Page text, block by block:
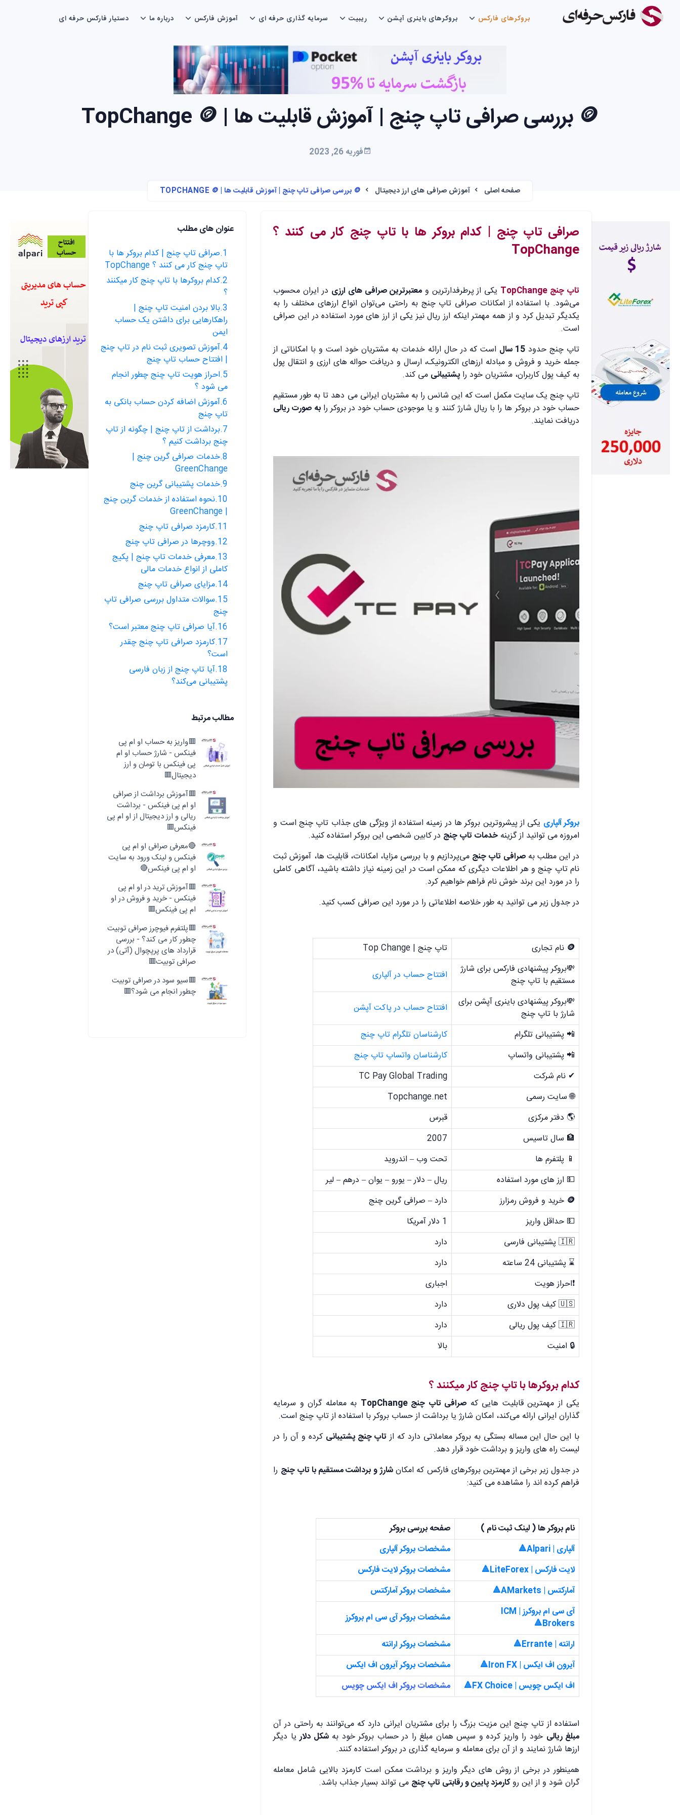
بروکرهای فارکس بروکرهای باینری آپشن ریبیت سرمایه گذاری حرفه ای آموزش فارکس درباره ما دستیار فارکس حرفه ای
🪙 بررسی صرافی تاپ چنج | آموزش قابلیت ها | TopChange 🪙
فوریه 26, 2023
صفحه اصلی آموزش صرافی های ارز دیجیتال 🪙 بررسی صرافی تاپ چنج | آموزش قابلیت ها | TOPCHANGE 🪙
صرافی تاپ چنج | کدام بروکرها با تاپ چنج کار می کنند ؟
TopChange
تاپ چنج TopChange یکی از پرطرفدارترین ومعتبرترین صرافی های ارزی در ایران محسوب
می‌شود. با استفاده از امکانات صرافی تاپ چنج به راحتی می‌توان انواع ارزهای مختلف را به
یکدیگر تبدیل کرد و از همه مهمتر اینکه ارز ریال نیز یکی از ارز های مورد استفاده در این صرافی
است.
تاپ چنج حدود 15 سال
است که در حال ارائه خدمات به مشتریان خود است و با امکاناتی از
جمله خرید و فروش و مبادله ارزهای الکترونیک، ارسال و دریافت حواله های ارزی و انتقال پول
به کیف پول کاربران، مشتریان خود را پشتیبانی می کند.
تاپ چنج یک سایت مکمل است که این شانس را به مشتریان ایرانی می دهد تا به طور مستقیم
حساب خود در بروکر ها را با ریال شارژ کنند و یا موجودی حساب خود در بروکر رابه صورت ریالی
دریافت نمایند.
بروکر آلپاری یکی از پیشروترین بروکر ها در زمینه استفاده از ویژگی های جذاب تاپ چنج است و
امروزه می توانید از گزینه خدمات تاپ چنج در کابین شخصی این بروکر استفاده کنید.
در این مطلب بهصرافی تاپ چنج می‌پردازیم و با بررسی مزایا، امکانات، قابلیت‌ ها، آموزش ثبت
نام تاپ چنج و هر اطلاعات دیگری که ممکن است در این زمینه نیاز داشته باشید، آگاهی کاملی
را در مورد این برند خوش نام فراهم خواهیم کرد.
در جدول زیر می توانید به طور خلاصه اطلاعاتی را در مورد این صرافی کسب کنید.
🪙 نام تجاری
تاپ چنج | Top Change
💸بروکر پیشنهادی فارکس برای شارژ
مستقیم با تاپ چنج
افتتاح حساب در آلپاری
💸بروکر پیشنهادی باینری آپشن برای
شارژ با تاپ چنج
افتتاح حساب در پاکت آپشن
📲 پشتیبانی تلگرام
کارشناسان تلگرام تاپ چنج
📲 پشتیبانی واتساپ
کارشناسان واتساپ تاپ چنج
✔ نام شرکت
TC Pay Global Trading
🌐 سایت رسمی
Topchange.net
🌎 دفتر مرکزی
قبرس
🏦 سال تاسیس
2007
📱 پلتفرم ها
تحت وب – اندروید
💵 ارز های مورد استفاده
ریال – دلار – یورو – یوان – درهم – لیر
🪙 خرید و فروش رمزارز
دارد – صرافی گرین چنج
💵 حداقل واریز
1 دلار آمریکا
🇮🇷 پشتیبانی فارسی
دارد
⌛ پشتیبانی 24 ساعته
دارد
❗احراز هویت
اجباری
🇺🇸 کیف پول دلاری
دارد
🇮🇷 کیف پول ریالی
دارد
🔒 امنیت
بالا
کدام بروکرها با تاپ چنج کار میکنند ؟
یکی از مهمترین قابلیت هایی که صرافی تاپ چنجTopChange به معامله گران و سرمایه
گذاران ایرانی ارائه می‌کند، امکان شارژ یا برداشت از حساب بروکر با استفاده از تاپ چنج است.
با این حال این مساله بستگی به بروکر معاملاتی دارد که از تاپ چنج پشتیبانی کرده و آن را در
لیست راه های واریز و برداشت خود قرار دهد.
در جدول زیر برخی از مهمترین بروکرهای فارکس که امکانشارژ و برداشت مستقیم با تاپ چنج را
فراهم کرده اند را مشاهده می کنید:
نام بروکر ها ( لینک ثبت نام )
صفحه بررسی بروکر
آلپاری | Alpari🔺
مشخصات بروکر آلپاری
لایت فارکس | LiteForex🔺
مشخصات بروکر لایت فارکس
آمارکتس | AMarkets🔺
مشخصات بروکر آمارکتس
آی سی ام بروکرز | ICM
Brokers🔺
مشخصات بروکر آی سی ام بروکرز
ارانته | Errante🔺
مشخصات بروکر ارانته
آیرون اف ایکس | Iron FX🔺
مشخصات بروکر آیرون اف ایکس
اف ایکس چویس | FX Choice🔺
مشخصات بروکر اف ایکس چویس
استفاده از تاپ چنج این مزیت بزرگ را برای مشتریان ایرانی دارد که می‌توانند به راحتی در آن
مبلغ ریالی خود را واریز کرده و سپس همان مبلغ را در حساب بروکر خود بهشکل دلاریا دیگر
ارزها شارژ نمایند و از آن برای معامله و سرمایه گذاری در بروکر استفاده کنند.
همینطور در برخی از روش های دیگر واریز و برداشت ممکن است کارمزد بالایی شامل معامله
گران شود و از این روکارمزد پایین و رقابتی تاپ چنج می تواند بسیار جذاب باشد.
عنوان های مطلب
1.صرافی تاپ چنج | کدام بروکر ها با
تاپ چنج کار می کنند ؟ TopChange
2.کدام بروکرها با تاپ چنج کار میکنند
؟
3.بالا بردن امنیت تاپ چنج |
راهکارهایی برای داشتن یک حساب
ایمن
4.آموزش تصویری ثبت نام در تاپ چنج
| افتتاح حساب تاپ چنج
5.احراز هویت تاپ چنج چطور انجام
می شود ؟
6.آموزش اضافه کردن حساب بانکی به
تاپ چنج
7.برداشت از تاپ چنج | چگونه از تاپ
چنج برداشت کنیم ؟
8.خدمات صرافی گرین چنج |
GreenChange
9.خدمات پشتیبانی گرین چنج
10.نحوه استفاده از خدمات گرین چنج
| GreenChange
11.کارمزد صرافی تاپ چنج
12.ووچرها در صرافی تاپ چنج
13.معرفی خدمات تاپ چنج | پکیج
کاملی از انواع خدمات مالی
14.مزایای صرافی تاپ چنج
15.سوالات متداول بررسی صرافی تاپ
چنج
16.آیا صرافی تاپ چنج معتبر است؟
17.کارمزد صرافی تاپ چنج چقدر
است؟
18.آیا تاپ چنج از زبان فارسی
پشتیبانی می‌کند؟
مطالب مرتبط
🟥واریز به حساب او ام پی
فینکس - شارژ حساب او ام
پی فینکس با تومان و ارز
دیجیتال🟥
🟥آموزش برداشت از صرافی
او ام پی فینکس - برداشت
ریالی و ارز دیجیتال از او ام پی
فینکس🟥
🔴معرفی صرافی او ام پی
فینکس و لینک ورود به سایت
او ام پی فینکس🔴
🟥آموزش ترید در او ام پی
فینکس - خرید و فروش در او
ام پی فینکس🟥
🟥پلتفرم فیوچرز صرافی توبیت
چطور کار می کند؟ - بررسی
قرارداد های پرپچوال (آتی) در
صرافی توبیت🟥
🟥سیو سود در صرافی توبیت
چطور انجام می شود؟🟥